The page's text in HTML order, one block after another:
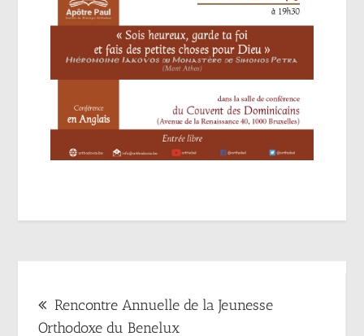
de
Rencontre Annuelle de la Jeunesse
Orthodoxe du Benelux